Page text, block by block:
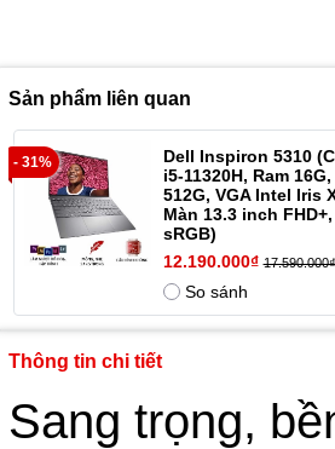
Sản phẩm liên quan
- 31%
Dell Inspiron 5310
i5-11320H, Ram 16G,
512G, VGA Intel Iris
Màn 13.3 inch FHD+,
sRGB)
12.190.000₫ 17.590.000₫
So sánh
Thông tin chi tiết
Sang trọng,